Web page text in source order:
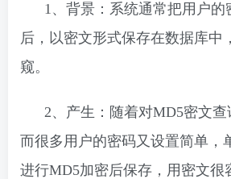
1、背景：系统通常把用户的
后，以密文形式保存在数据库中
窥。
2、产生：随着对MD5密文查
而很多用户的密码又设置简单，
进行MD5加密后保存，用密文很